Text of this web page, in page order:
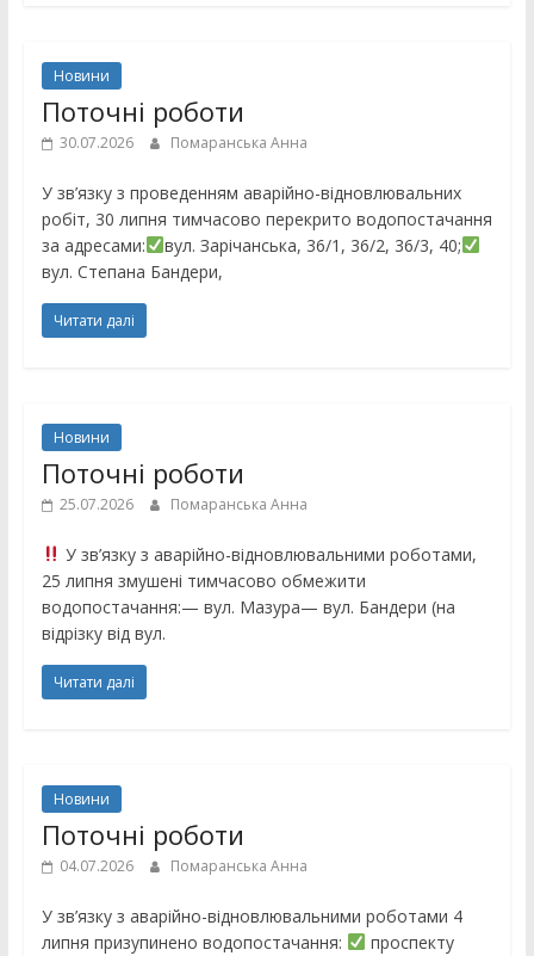
Новини
Поточні роботи
30.07.2026 Помаранська Анна
У зв’язку з проведенням аварійно-відновлювальних
робіт, 30 липня тимчасово перекрито водопостачання
за адресами:
вул. Зарічанська, 36/1, 36/2, 36/3, 40;
вул. Степана Бандери,
Читати далі
Новини
Поточні роботи
25.07.2026 Помаранська Анна
У зв’язку з аварійно-відновлювальними роботами,
25 липня змушені тимчасово обмежити
водопостачання:— вул. Мазура— вул. Бандери (на
відрізку від вул.
Читати далі
Новини
Поточні роботи
04.07.2026 Помаранська Анна
У зв’язку з аварійно-відновлювальними роботами 4
липня призупинено водопостачання:
проспекту